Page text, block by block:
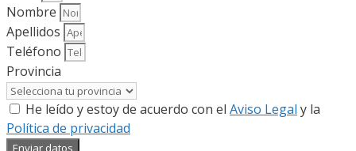
Nombre
Apellidos
Teléfono
Provincia
He leído y estoy de acuerdo con el Aviso Legal y la
Política de privacidad
Enviar datos